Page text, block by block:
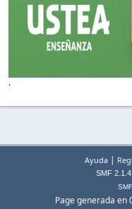
'
Ayuda |
SMF
Page generada en